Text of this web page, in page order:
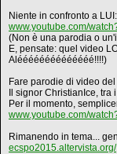
Niente in confronto a
www.youtube.com/
(Non è una parodia o
E, pensate: quel video
Aléééééééééééééé!!!!)
Fare parodie di video
Il signor ChristianIce,
Per il momento,
www.youtube.com/
Rimanendo in tema...
ecspo2015.altervista.org/